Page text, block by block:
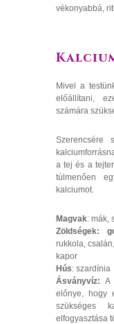
vékonyabbá,
Mivel a
előállítani,
számára
a tej és a
túlmenően
kalciumot.
Magvak: mák,
Zöldségek:
rukkola,
kapor
Hús: szardínia
Ásványvíz: A
előnye, hogy
szükséges
elfogyasztása